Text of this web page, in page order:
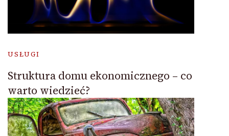
USŁUGI
Struktura domu ekonomicznego – co
warto wiedzieć?